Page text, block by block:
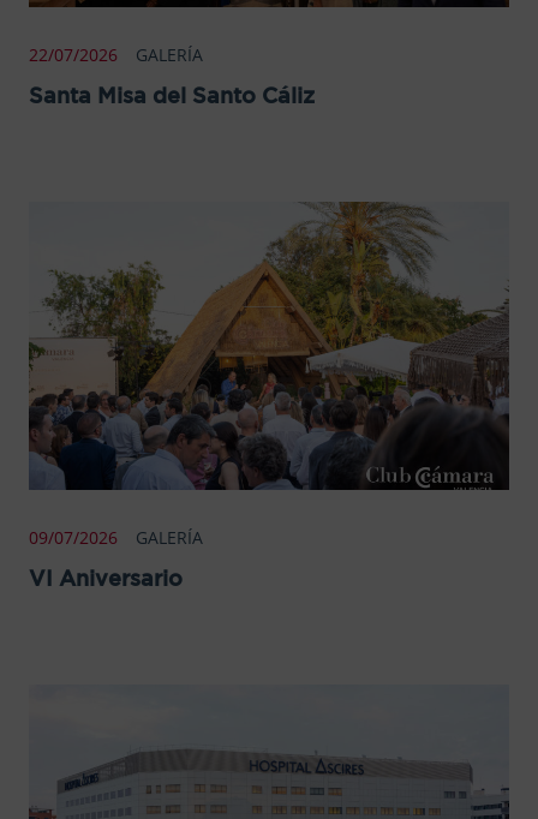
22/07/2026 GALERÍA
Santa Misa del Santo Cáliz
09/07/2026 GALERÍA
VI Aniversario